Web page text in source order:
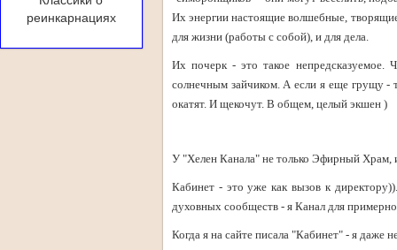
реинкарнациях
Их энергии настоящие волшебные,
для жизни (работы с собой), и для дела.
Их почерк - это такое
солнечным зайчиком. А если я еще грущу -
окатят. И щекочут. В общем, целый экшен )
У "Хелен Канала" не только Эфирный Храм,
Кабинет - это уже как вызов к
духовных сообществ - я Канал для
Когда я на сайте писала "Кабинет" - я даже